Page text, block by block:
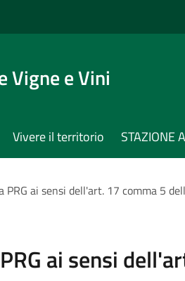
Vigne e Vini
Vivere il territorio STAZIONE
PRG ai sensi dell'art. 17 comma 5
ai sensi